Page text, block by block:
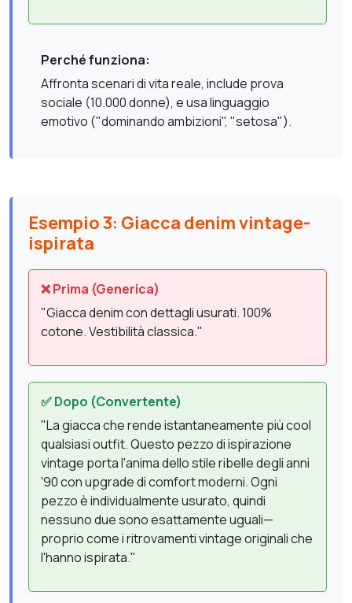
Perché funziona:
Affronta scenari di vita reale, include prova
sociale (10.000 donne), e usa linguaggio
emotivo ("dominando ambizioni", "setosa").
Esempio 3: Giacca denim vintage-
ispirata
❌ Prima (Generica)
"Giacca denim con dettagli usurati. 100%
cotone. Vestibilità classica."
✅ Dopo (Convertente)
"La giacca che rende istantaneamente più cool
qualsiasi outfit. Questo pezzo di ispirazione
vintage porta l'anima dello stile ribelle degli anni
'90 con upgrade di comfort moderni. Ogni
pezzo è individualmente usurato, quindi
nessuno due sono esattamente uguali—
proprio come i ritrovamenti vintage originali che
l'hanno ispirata."